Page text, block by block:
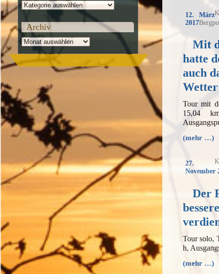
12. März
2017
Mit
hatte
auch
Wetter
Tour mit
15,04
(mehr …)
27.
November
Der
Tour solo,
h,
(mehr …)
Kategorien
Archiv
Archiv